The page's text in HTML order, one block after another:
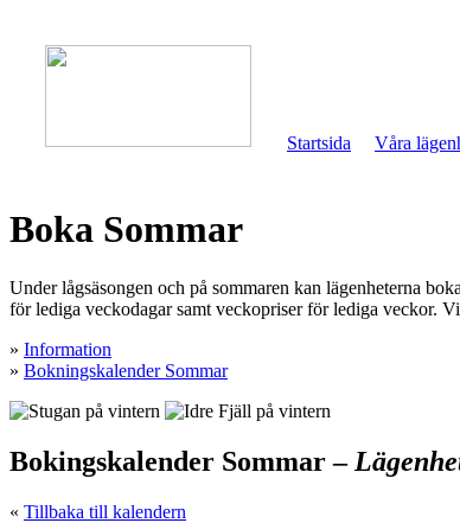
Startsida Våra
Boka Sommar
Under lågsäsongen och på sommaren kan lägenheterna
för lediga veckodagar samt veckopriser för lediga veckor.
» Information
» Bokningskalender Sommar
Bokingskalender Sommar –
« Tillbaka till kalendern